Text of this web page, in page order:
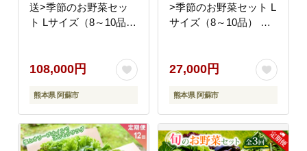
送>季節のお野菜セッ
ト Lサイズ（8～10品）
地直送 毎月 採れたて
朝採れ みずみずしい 甘
い 美味しい 人気 安心
安全 おすすめ お中元
御歳暮 熊本県 阿蘇市
108,000円
熊本県 阿蘇市
>季節のお野菜セット L
サイズ（8～10品） 詰
地直送 毎月 採れたて
朝採れ みずみずしい 甘
い 美味しい 人気 安心
安全 おすすめ お中元
27,000円
熊本県 阿蘇市